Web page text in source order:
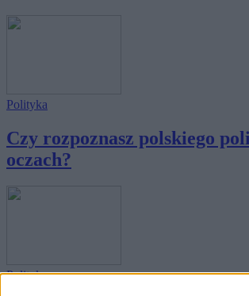
Polityka
Czy rozpoznasz polskiego
oczach?
Polityka